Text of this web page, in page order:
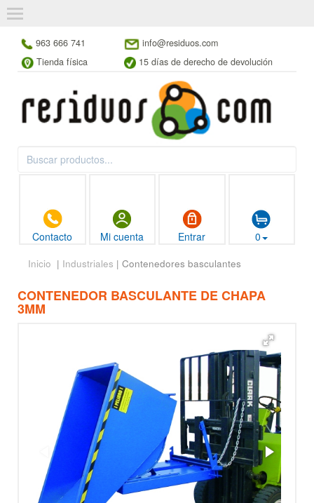
963 666 741
info@residuos.com
Tienda física
15 días de derecho de devolución
Contacto Mi cuenta Entrar 0
Inicio | Industriales | Contenedores basculantes
CONTENEDOR BASCULANTE DE CHAPA
3MM